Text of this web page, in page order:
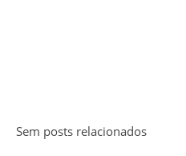
Sem posts relacionados